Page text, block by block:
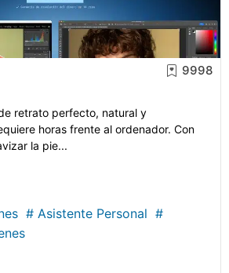
9998
retrato perfecto, natural y
horas frente al ordenador. Con
la pie...
# Asistente Personal #